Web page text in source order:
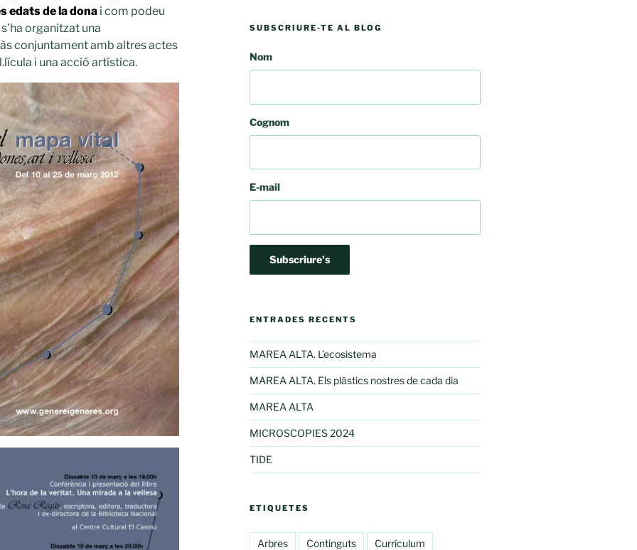
edats de la dona i com podeu
organitzat una
conjuntament amb altres actes
i una acció artística.
SUBSCRIURE-TE AL BLOG
Nom
Cognom
E-mail
ENTRADES RECENTS
MAREA ALTA. L’ecosistema
MAREA ALTA. Els plàstics nostres de cada dia
MAREA ALTA
MICROSCOPIES 2024
TIDE
ETIQUETES
Arbres Continguts Currículum